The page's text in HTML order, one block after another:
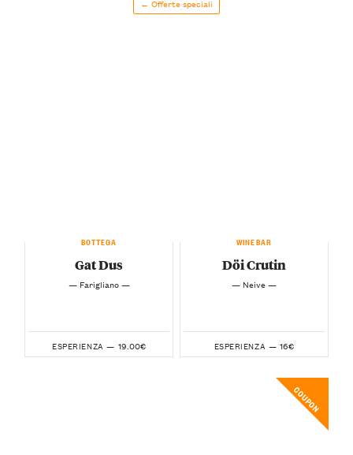
← Offerte speciali
BOTTEGA
Gat Dus
— Farigliano —
ESPERIENZA — 19.00€
WINEBAR
Döi Crutin
— Neive —
ESPERIENZA — 16€
COUPON